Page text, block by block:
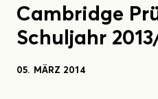
Cambridge
Schuljahr
05. MÄRZ 2014